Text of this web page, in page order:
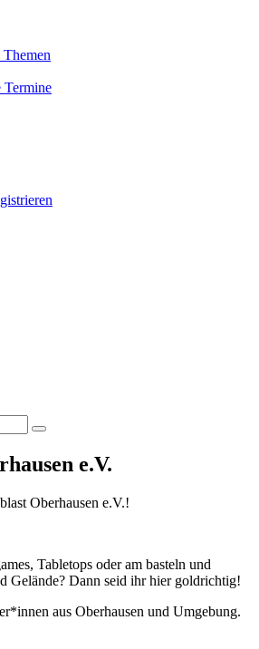
Termine
e.V.
Oberhausen e.V.!
Tabletops oder am basteln und
Gelände? Dann seid ihr hier goldrichtig!
aus Oberhausen und Umgebung.